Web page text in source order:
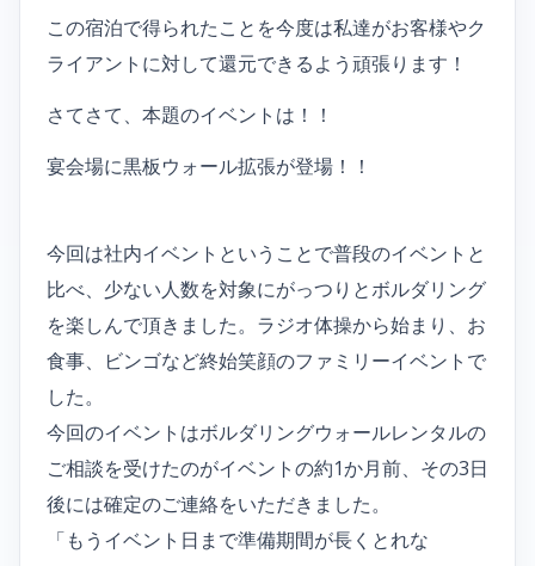
この宿泊で得られたことを今度は私達がお客様やク
ライアントに対して還元できるよう頑張ります！
さてさて、本題のイベントは！！
宴会場に黒板ウォール拡張が登場！！
今回は社内イベントということで普段のイベントと
比べ、少ない人数を対象にがっつりとボルダリング
を楽しんで頂きました。ラジオ体操から始まり、お
食事、ビンゴなど終始笑顔のファミリーイベントで
した。
今回のイベントはボルダリングウォールレンタルの
ご相談を受けたのがイベントの約1か月前、その3日
後には確定のご連絡をいただきました。
「もうイベント日まで準備期間が長くとれな